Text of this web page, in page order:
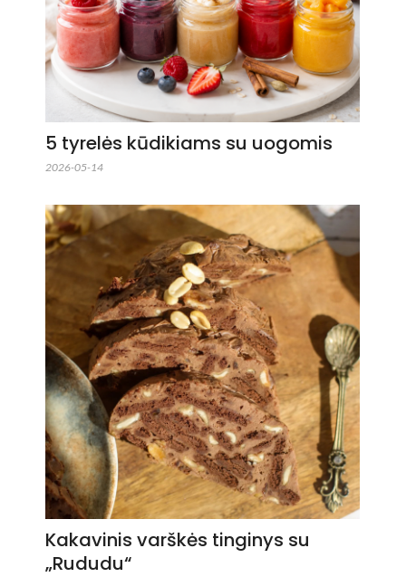
5 tyrelės kūdikiams su uogomis
2026-05-14
Kakavinis varškės tinginys su
„Rududu“